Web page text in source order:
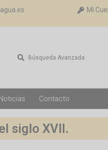
Mi
Búsqueda Avanzada
Contacto
siglo XVII.